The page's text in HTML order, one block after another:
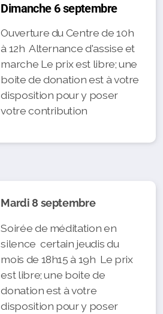
Dimanche 6 septembre
Ouverture du Centre de 10h
à 12h Alternance d'assise et
marche Le prix est libre; une
boite de donation est à votre
disposition pour y poser
votre contribution
Mardi 8 septembre
Soirée de méditation en
silence certain jeudis du
mois de 18h15 à 19h Le prix
est libre; une boite de
donation est à votre
disposition pour y poser